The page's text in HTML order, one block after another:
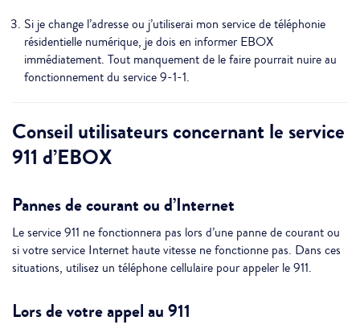
Si je change l’adresse ou j’utiliserai mon service de téléphonie
résidentielle numérique, je dois en informer EBOX
immédiatement. Tout manquement de le faire pourrait nuire au
fonctionnement du service 9-1-1.
Conseil utilisateurs concernant le service
911 d’EBOX
Pannes de courant ou d’Internet
Le service 911 ne fonctionnera pas lors d’une panne de courant ou
si votre service Internet haute vitesse ne fonctionne pas. Dans ces
situations, utilisez un téléphone cellulaire pour appeler le 911.
Lors de votre appel au 911